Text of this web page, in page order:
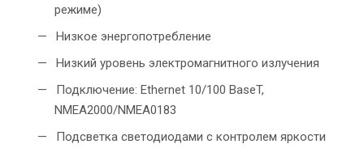
режиме)
Низкое энергопотребление
Низкий уровень электромагнитного излучения
Подключение: Ethernet 10/100 BaseT,
NMEA2000/NMEA0183
Подсветка светодиодами с контролем яркости